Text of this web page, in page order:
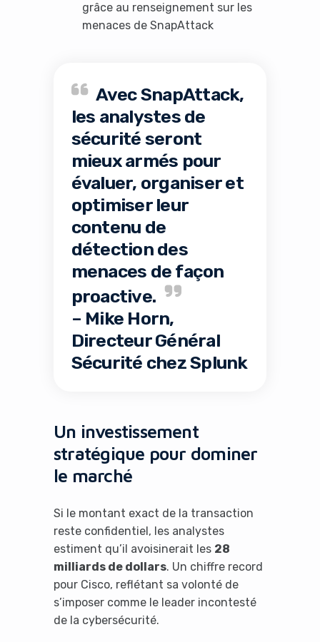
grâce au renseignement sur les
menaces de SnapAttack
Avec SnapAttack,
les analystes de
sécurité seront
mieux armés pour
évaluer, organiser et
optimiser leur
contenu de
détection des
menaces de façon
proactive.
– Mike Horn,
Directeur Général
Sécurité chez Splunk
Un investissement
stratégique pour dominer
le marché
Si le montant exact de la transaction
reste confidentiel, les analystes
estiment qu’il avoisinerait les 28
milliards de dollars. Un chiffre record
pour Cisco, reflétant sa volonté de
s’imposer comme le leader incontesté
de la cybersécurité.